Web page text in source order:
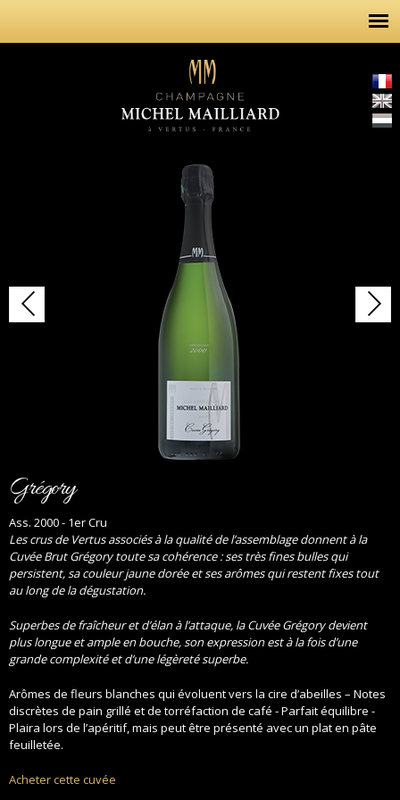
principal
Grégory
Ass. 2000 - 1er Cru
Les crus de Vertus associés à la qualité de l’assemblage donnent à la
Cuvée Brut Grégory toute sa cohérence : ses très fines bulles qui
persistent, sa couleur jaune dorée et ses arômes qui restent fixes tout
au long de la dégustation.
Superbes de fraîcheur et d’élan à l’attaque, la Cuvée Grégory devient
plus longue et ample en bouche, son expression est à la fois d’une
grande complexité et d’une légèreté superbe.
Arômes de fleurs blanches qui évoluent vers la cire d’abeilles – Notes
discrètes de pain grillé et de torréfaction de café - Parfait équilibre -
Plaira lors de l’apéritif, mais peut être présenté avec un plat en pâte
feuilletée.
Acheter cette cuvée